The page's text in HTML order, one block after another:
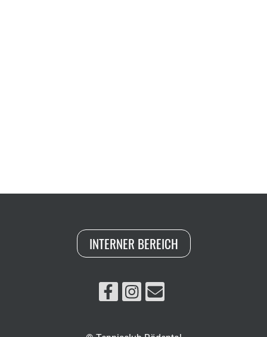
INTERNER BEREICH